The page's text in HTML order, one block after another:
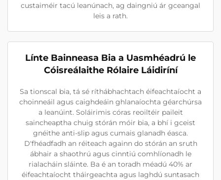
custaiméir tacú leanúnach, ag daingniú ár gceangal
leis a rath.
Línte Bainneasa Bia a Uasmhéadrú le
Cóisreálaithe Rólaire Láidiríní
Sa tionscal bia, tá sé ríthábhachtach éifeachtaíocht a
choinneáil agus caighdeáin ghlanaíochta géarchúrsa
a leanúint. Soláirimis córas reoiltéir paileit
saincheaptha chuig stórán móir bia, a bhí i gceist
gnéithe anti-slip agus cumais glanadh éasca.
D'fhéadfadh an réiteach againn do stórán an sruth
ábhair a shaothrú agus cinntiú comhlíonadh le
rialacháin sláinte. Ba é an toradh méadú 40% ar
éifeachtaíocht tháirgeachta agus laghdú suntasach